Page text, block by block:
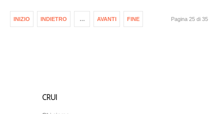
INIZIO INDIETRO … AVANTI FINE Pagina 25 di 35
CRUI